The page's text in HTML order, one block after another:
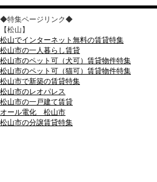
◆特集ページリンク◆
【松山】
松山でインターネット無料の賃貸特集
松山市の一人暮らし賃貸
松山市のペット可（犬可）賃貸物件特集
松山市のペット可（猫可）賃貸物件特集
松山市で新築の賃貸特集
松山市のレオパレス
松山市の一戸建て賃貸
オール電化 松山市
松山市の分譲賃貸特集